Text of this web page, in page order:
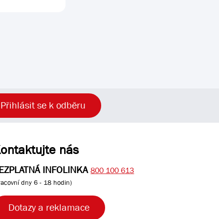
Přihlásit se k odběru
nás
INFOLINKA 800 100 613
dny 6 - 18 hodin)
Dotazy a reklamace